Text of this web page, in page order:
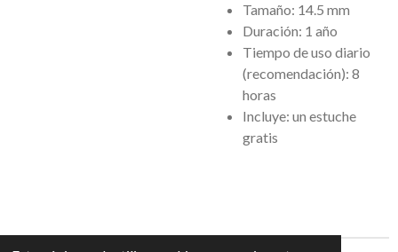
Tamaño: 14.5 mm
Duración: 1 año
Tiempo de uso diario
(recomendación): 8
horas
Incluye: un estuche
gratis